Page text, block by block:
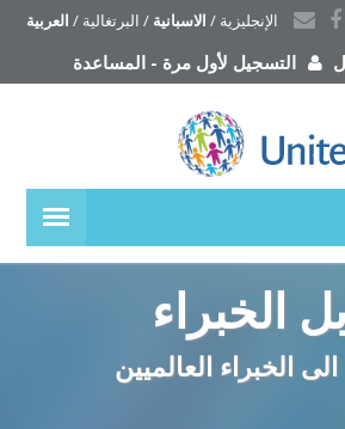
الإنجليزية / الاسبانية / البرتغالية / العربية
التسجيل لأول مرة -المساعدة
الخبراء
الخبراء العالميين